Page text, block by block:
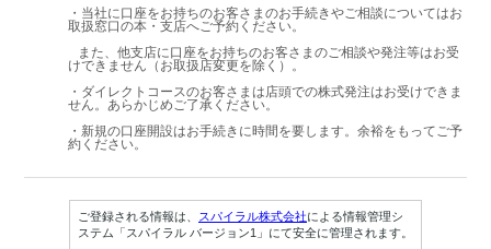
・当社に口座をお持ちのお客さまのお手続きやご相談についてはお
取扱窓口の本・支店へご予約ください。
また、他支店に口座をお持ちのお客さまのご相談や発注等はお受
けできません（お取扱店変更を除く）。
・ダイレクトコースのお客さまは店頭での株式発注はお受けできま
せん。あらかじめご了承ください。
・新規の口座開設はお手続きに時間を要します。余裕をもってご予
約ください。
ご登録される情報は、 スパイラル株式会社による情報管理シ
ステム「スパイラル バージョン1」にて安全に管理されます。